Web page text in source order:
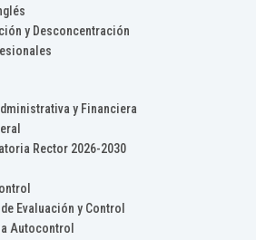
y Desconcentración
y Financiera
Rector 2026-2030
Evaluación y Control
Autocontrol